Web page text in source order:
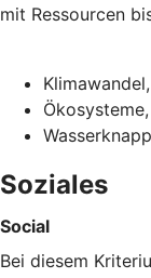
mit Ressourcen
Klimawandel,
Ökosysteme,
Soziales
Social
Bei diesem